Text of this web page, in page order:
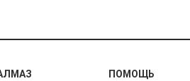
ПОМОЩЬ